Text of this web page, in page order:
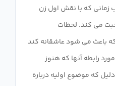
زمانی که با نقش اول زن
می کند. لحظات
باعث می شود عاشقانه کند
رابطه آنها که هنوز
که موضوع اولیه درباره